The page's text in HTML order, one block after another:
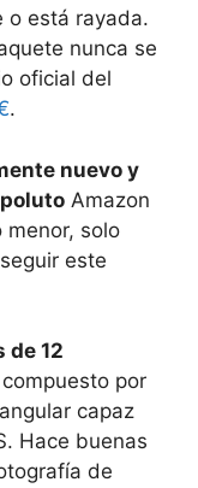
o está rayada.
nunca se
oficial del
.
nuevo y
Amazon
solo
este
de 12
por
capaz
Hace buenas
de